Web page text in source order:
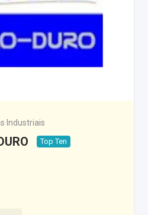
Industriais
Top Ten